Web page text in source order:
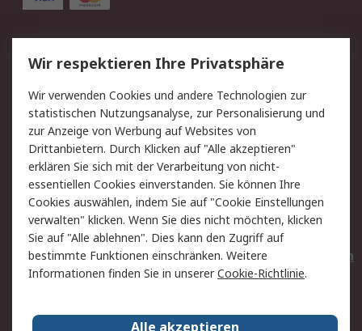
Service
Value Added Services
Lieferlösungen
Rücksendungen
Kontakt
Hilfe
Privatkunden
Rechtliches
AGB
Datenschutz
Cookie-Richtlinie
Zahlungsbedingungen
Copyright/Impressum
Entsorgung
Elektrogeräte/Batterien
RS weltweit
Wir respektieren Ihre Privatsphäre
Wir verwenden Cookies und andere Technologien zur
statistischen Nutzungsanalyse, zur Personalisierung und
zur Anzeige von Werbung auf Websites von
Drittanbietern. Durch Klicken auf "Alle akzeptieren"
erklären Sie sich mit der Verarbeitung von nicht-
essentiellen Cookies einverstanden. Sie können Ihre
Cookies auswählen, indem Sie auf "Cookie Einstellungen
verwalten" klicken. Wenn Sie dies nicht möchten, klicken
Sie auf "Alle ablehnen". Dies kann den Zugriff auf
bestimmte Funktionen einschränken. Weitere
Informationen finden Sie in unsererCookie-Richtlinie.
Alle akzeptieren